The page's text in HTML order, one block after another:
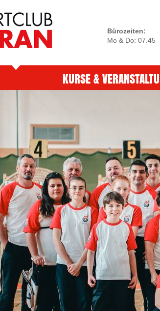
Bürozeiten:
Mo & Do: 07.45
KURSE &